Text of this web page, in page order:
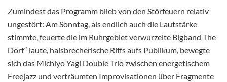
Zumindest das Programm blieb von den Störfeuern relativ
ungestört: Am Sonntag, als endlich auch die Lautstärke
stimmte, feuerte die im Ruhrgebiet verwurzelte Bigband The
Dorf“ laute, halsbrecherische Riffs aufs Publikum, bewegte
sich das Michiyo Yagi Double Trio zwischen energetischem
Freejazz und verträumten Improvisationen über Fragmente